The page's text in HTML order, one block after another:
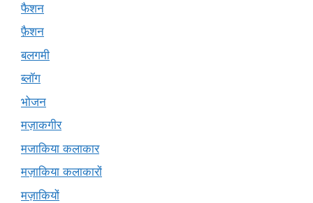
फैशन
फ़ैशन
बलगमी
ब्लॉग
भोजन
मज़ाकगीर
मजाकिया कलाकार
मज़ाकिया कलाकारों
मज़ाकियों